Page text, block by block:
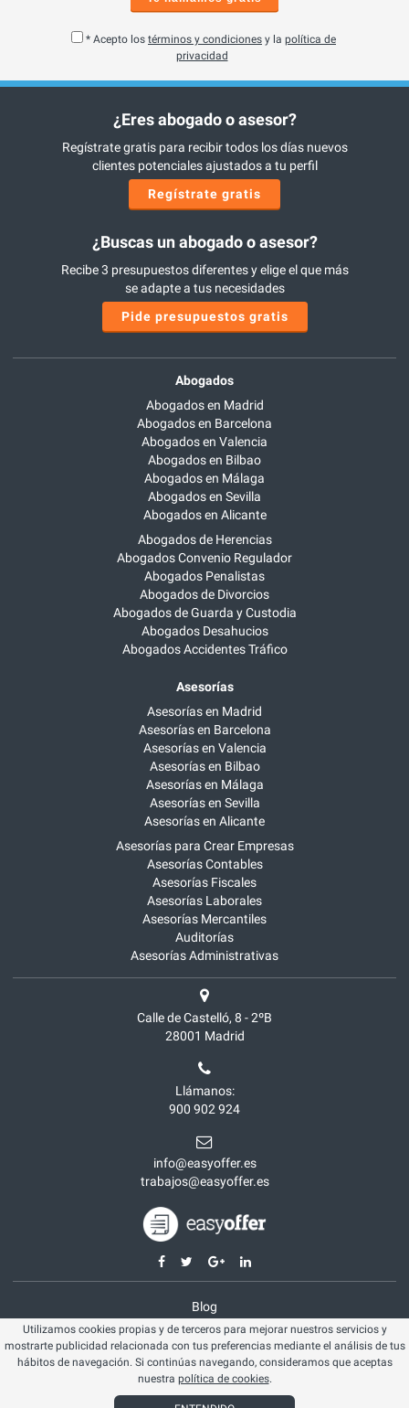
* Acepto los términos y condiciones y la política de
privacidad
¿Eres abogado o asesor?
Regístrate gratis para recibir todos los días nuevos
clientes potenciales ajustados a tu perfil
Regístrate gratis
¿Buscas un abogado o asesor?
Recibe 3 presupuestos diferentes y elige el que más
se adapte a tus necesidades
Pide presupuestos gratis
Abogados
Abogados en Madrid
Abogados en Barcelona
Abogados en Valencia
Abogados en Bilbao
Abogados en Málaga
Abogados en Sevilla
Abogados en Alicante
Abogados de Herencias
Abogados Convenio Regulador
Abogados Penalistas
Abogados de Divorcios
Abogados de Guarda y Custodia
Abogados Desahucios
Abogados Accidentes Tráfico
Asesorías
Asesorías en Madrid
Asesorías en Barcelona
Asesorías en Valencia
Asesorías en Bilbao
Asesorías en Málaga
Asesorías en Sevilla
Asesorías en Alicante
Asesorías para Crear Empresas
Asesorías Contables
Asesorías Fiscales
Asesorías Laborales
Asesorías Mercantiles
Auditorías
Asesorías Administrativas
Calle de Castelló, 8 - 2ºB
28001 Madrid
Llámanos:
900 902 924
info@easyoffer.es
trabajos@easyoffer.es
Blog
Opiniones
Aviso legal
Política cookies
Utilizamos cookies propias y de terceros para mejorar nuestros servicios y
mostrarte publicidad relacionada con tus preferencias mediante el análisis de tus
hábitos de navegación. Si continúas navegando, consideramos que aceptas
nuestra política de cookies.